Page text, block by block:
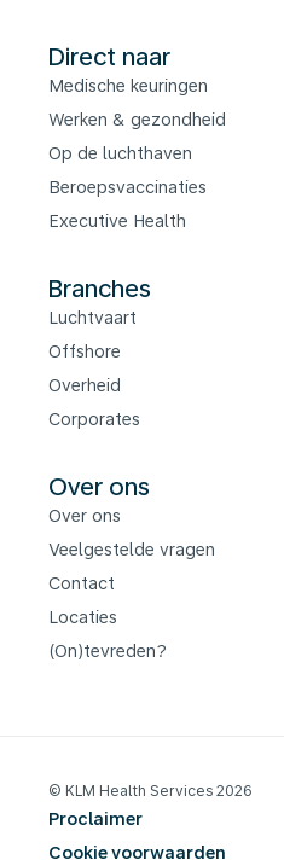
Direct naar
Medische keuringen
Werken & gezondheid
Op de luchthaven
Beroepsvaccinaties
Executive Health
Branches
Luchtvaart
Offshore
Overheid
Corporates
Over ons
Over ons
Veelgestelde vragen
Contact
Locaties
(On)tevreden?
© KLM Health Services 2026
Proclaimer
Cookie voorwaarden